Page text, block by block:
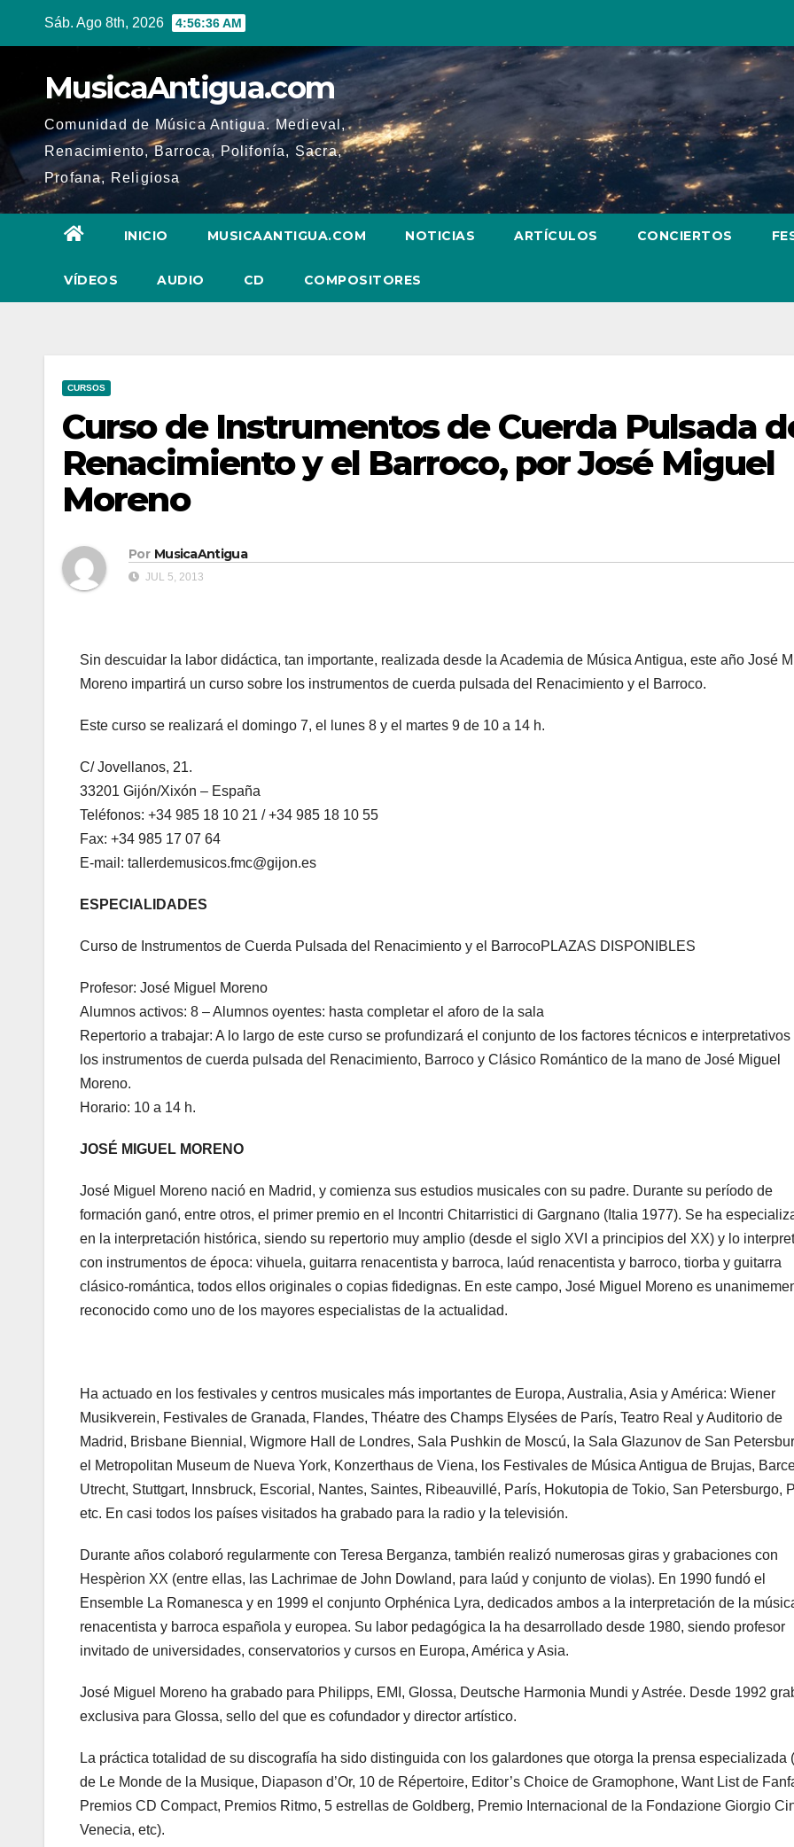
Sáb. Ago 8th, 2026 4:56:37 AM
MusicaAntigua.com
Comunidad de Música Antigua. Medieval,
Renacimiento, Barroca, Polifonía, Sacra,
Profana, Religiosa
INICIO MUSICAANTIGUA.COM NOTICIAS ARTÍCULOS CONCIERTOS
VÍDEOS AUDIO CD COMPOSITORES
CURSOS
Curso de Instrumentos de Cuerda Pulsada
Renacimiento y el Barroco, por José Miguel
Moreno
Por MusicaAntigua
JUL 5, 2013
Sin descuidar la labor didáctica, tan importante, realizada desde la Academia de Música Antigua, este año José
Moreno impartirá un curso sobre los instrumentos de cuerda pulsada del Renacimiento y el Barroco.
Este curso se realizará el domingo 7, el lunes 8 y el martes 9 de 10 a 14 h.
C/ Jovellanos, 21.
33201 Gijón/Xixón – España
Teléfonos: +34 985 18 10 21 / +34 985 18 10 55
Fax: +34 985 17 07 64
E-mail: tallerdemusicos.fmc@gijon.es
ESPECIALIDADES
Curso de Instrumentos de Cuerda Pulsada del Renacimiento y el BarrocoPLAZAS DISPONIBLES
Profesor: José Miguel Moreno
Alumnos activos: 8 – Alumnos oyentes: hasta completar el aforo de la sala
Repertorio a trabajar: A lo largo de este curso se profundizará el conjunto de los factores técnicos e interpretativos
los instrumentos de cuerda pulsada del Renacimiento, Barroco y Clásico Romántico de la mano de José Miguel
Moreno.
Horario: 10 a 14 h.
JOSÉ MIGUEL MORENO
José Miguel Moreno nació en Madrid, y comienza sus estudios musicales con su padre. Durante su período de
formación ganó, entre otros, el primer premio en el Incontri Chitarristici di Gargnano (Italia 1977). Se ha
en la interpretación histórica, siendo su repertorio muy amplio (desde el siglo XVI a principios del XX) y lo
con instrumentos de época: vihuela, guitarra renacentista y barroca, laúd renacentista y barroco, tiorba y guitarra
clásico-romántica, todos ellos originales o copias fidedignas. En este campo, José Miguel Moreno es
reconocido como uno de los mayores especialistas de la actualidad.
Ha actuado en los festivales y centros musicales más importantes de Europa, Australia, Asia y América: Wiener
Musikverein, Festivales de Granada, Flandes, Théatre des Champs Elysées de París, Teatro Real y Auditorio de
Madrid, Brisbane Biennial, Wigmore Hall de Londres, Sala Pushkin de Moscú, la Sala Glazunov de San
el Metropolitan Museum de Nueva York, Konzerthaus de Viena, los Festivales de Música Antigua de Brujas,
Utrecht, Stuttgart, Innsbruck, Escorial, Nantes, Saintes, Ribeauvillé, París, Hokutopia de Tokio, San Petersburgo,
etc. En casi todos los países visitados ha grabado para la radio y la televisión.
Durante años colaboró regularmente con Teresa Berganza, también realizó numerosas giras y grabaciones con
Hespèrion XX (entre ellas, las Lachrimae de John Dowland, para laúd y conjunto de violas). En 1990 fundó el
Ensemble La Romanesca y en 1999 el conjunto Orphénica Lyra, dedicados ambos a la interpretación de la
renacentista y barroca española y europea. Su labor pedagógica la ha desarrollado desde 1980, siendo profesor
invitado de universidades, conservatorios y cursos en Europa, América y Asia.
José Miguel Moreno ha grabado para Philipps, EMI, Glossa, Deutsche Harmonia Mundi y Astrée. Desde 1992
exclusiva para Glossa, sello del que es cofundador y director artístico.
La práctica totalidad de su discografía ha sido distinguida con los galardones que otorga la prensa especializada
de Le Monde de la Musique, Diapason d’Or, 10 de Répertoire, Editor’s Choice de Gramophone, Want List de
Premios CD Compact, Premios Ritmo, 5 estrellas de Goldberg, Premio Internacional de la Fondazione Giorgio
Venecia, etc).